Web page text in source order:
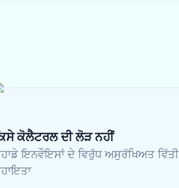
ਕੋਲੈਟਰਲ ਦੀ ਲੋੜ ਨਹੀਂ
ਇਨਵੌਇਸਾਂ ਦੇ ਵਿਰੁੱਧ ਅਸੁਰੱਖਿਅਤ ਵਿੱਤੀ